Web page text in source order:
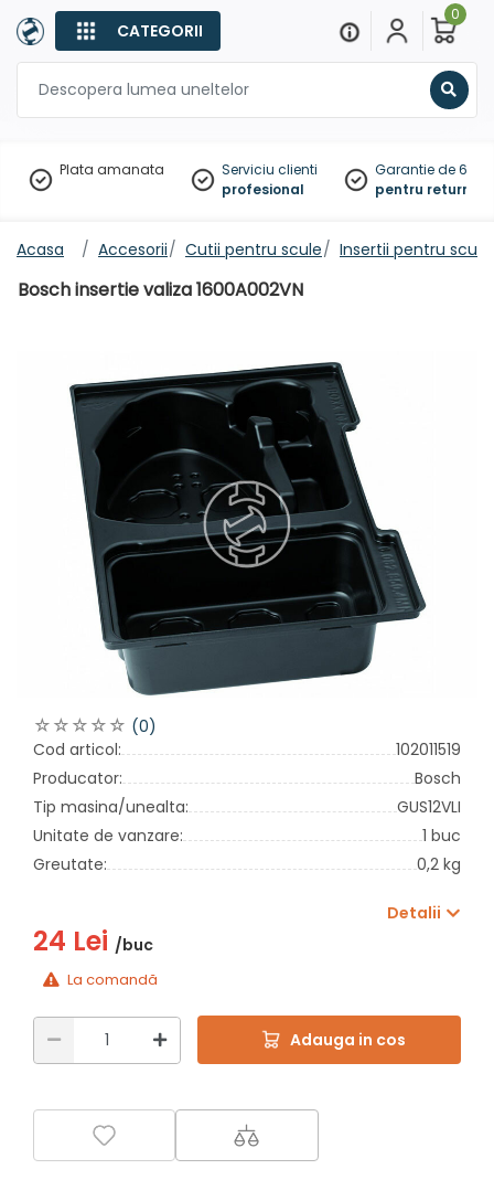
CATEGORII
0
Plata amanata
Serviciu clienti
profesional
Garantie de 60
pentru
Acasa Accesorii Cutii pentru scule Insertii pentru scule
Bosch insertie valiza 1600A002VN
(0)
Cod articol:
102011519
Producator:
Bosch
Tip masina/unealta:
GUS12VLI
Unitate de vanzare:
1 buc
Greutate:
0,2 kg
Detalii
24 Lei /buc
La comandă
Adauga in cos